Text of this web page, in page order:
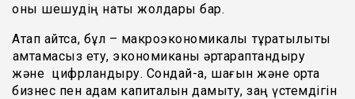
оны шешудің нақты жолдары бар.
Атап айтсақ, бұл – макроэкономикалық тұрақтылықты
қамтамасыз ету, экономиканы әртараптандыру
және цифрландыру. Сондай-ақ, шағын және орта
бизнес пен адам капиталын дамыту, заң үстемдігін